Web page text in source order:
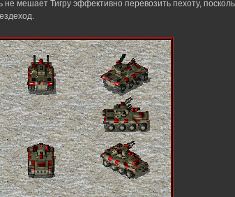
мешает Тигру эффективно перевозить пехоту,